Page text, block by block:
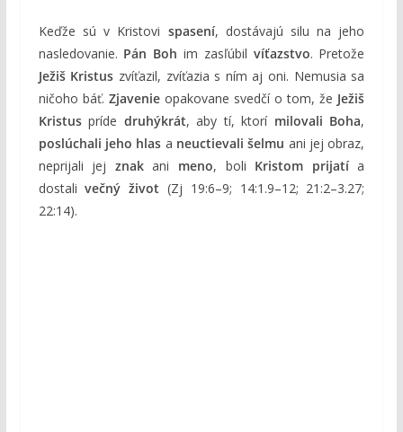
Keďže sú v Kristovi spasení, dostávajú silu na jeho
nasledovanie. Pán Boh im zasľúbil víťazstvo. Pretože
Ježiš Kristus zvíťazil, zvíťazia s ním aj oni. Nemusia sa
ničoho báť. Zjavenieopakovane svedčí o tom, že Ježiš
Kristuspríde druhýkrát, aby tí, ktorí milovali Boha,
poslúchali jeho hlas a neuctievali šelmu ani jej obraz,
neprijali jej znakani meno, boli Kristom prijatía
dostalivečný život (Zj 19:6–9; 14:1.9–12; 21:2–3.27;
22:14).